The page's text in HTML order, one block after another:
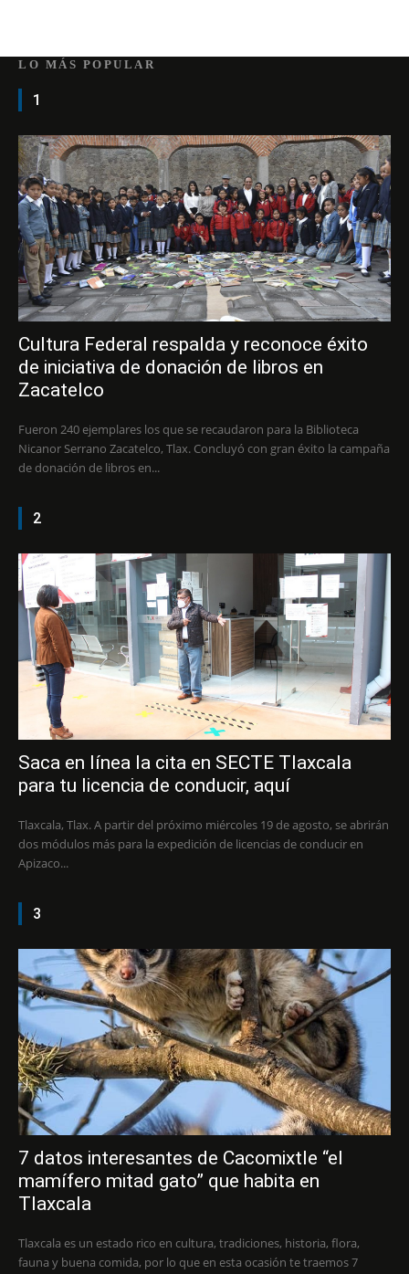
LO MÁS POPULAR
1
Cultura Federal respalda y reconoce éxito
de iniciativa de donación de libros en
Zacatelco
Fueron 240 ejemplares los que se recaudaron para la Biblioteca
Nicanor Serrano Zacatelco, Tlax. Concluyó con gran éxito la campaña
de donación de libros en...
2
Saca en línea la cita en SECTE Tlaxcala
para tu licencia de conducir, aquí
Tlaxcala, Tlax. A partir del próximo miércoles 19 de agosto, se abrirán
dos módulos más para la expedición de licencias de conducir en
Apizaco...
3
7 datos interesantes de Cacomixtle “el
mamífero mitad gato” que habita en
Tlaxcala
Tlaxcala es un estado rico en cultura, tradiciones, historia, flora,
fauna y buena comida, por lo que en esta ocasión te traemos 7